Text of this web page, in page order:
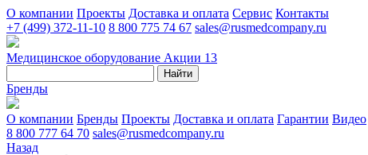
О компании Проекты Доставка и оплата Сервис Контакты
+7 (499) 372-11-10 8 800 775 74 67 sales@rusmedcompany.ru
Медицинское оборудование Акции 13
Найти
Бренды
О компании Бренды Проекты Доставка и оплата Гарантии Видео
8 800 777 64 70 sales@rusmedcompany.ru
Назад